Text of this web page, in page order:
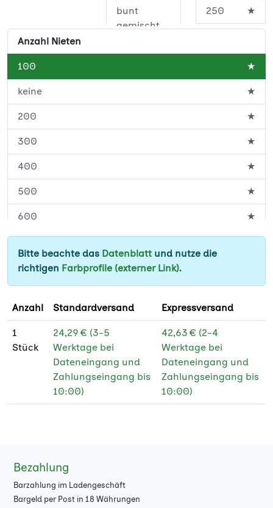
bunt
gemischt
250 ★
★
★
★
★
★
★
★
1000 ★
Anzahl Nieten
100 ★
keine ★
200 ★
300 ★
400 ★
500 ★
600 ★
800
1500
★
5000
6000
Bitte beachte das Datenblatt und nutze die
richtigen Farbprofile (externer Link).
Anzahl Standardversand Expressversand
1
Stück
24,29 € (3-5
Werktage bei
Dateneingang und
Zahlungseingang bis
10:00)
42,63 € (2-4
Werktage bei
Dateneingang und
Zahlungseingang bis
10:00)
Bezahlung
Barzahlung im Ladengeschäft
Bargeld per Post in 18 Währungen